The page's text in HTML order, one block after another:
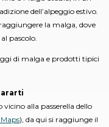
dell’alpeggio estivo.
la malga, dove
pascolo.
di malga e prodotti tipici
alla passerella dello
), da qui si raggiunge il